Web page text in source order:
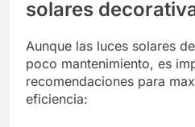
solares
Aunque las luces solares
poco mantenimiento, es
recomendaciones para
eficiencia: